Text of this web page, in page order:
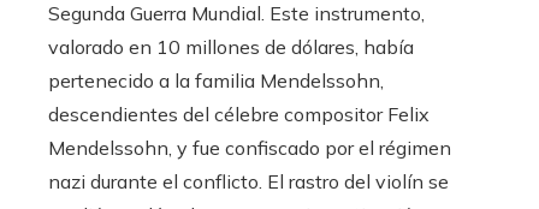
Segunda Guerra Mundial. Este instrumento,
valorado en 10 millones de dólares, había
pertenecido a la familia Mendelssohn,
descendientes del célebre compositor Felix
Mendelssohn, y fue confiscado por el régimen
nazi durante el conflicto. El rastro del violín se